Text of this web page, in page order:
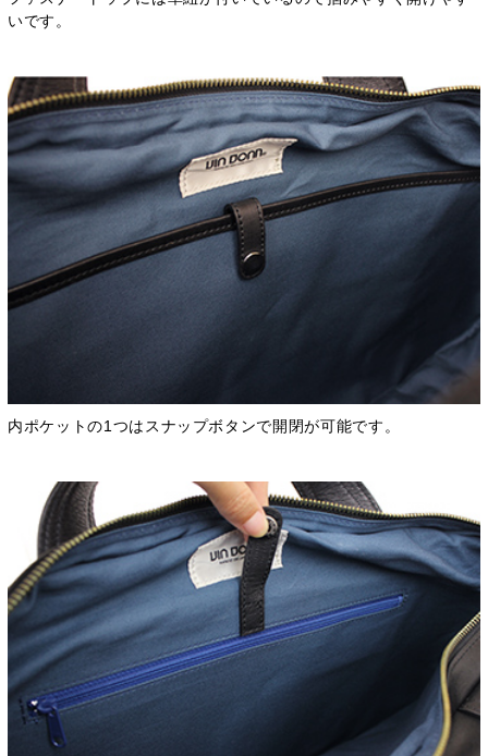
いです。
内ポケットの1つはスナップボタンで開閉が可能です。